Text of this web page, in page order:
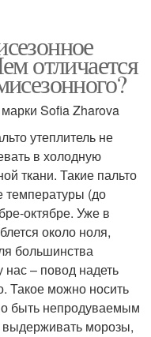
отличается
Sofia Zharova
утеплитель не
в холодную
ткани. Такие пальто
(до
октябре. Уже в
около ноля,
большинства
нас – повод надеть
Такое можно носить
быть непродуваемым
выдерживать морозы,